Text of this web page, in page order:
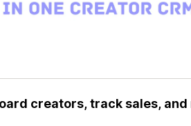
creators, track sales,